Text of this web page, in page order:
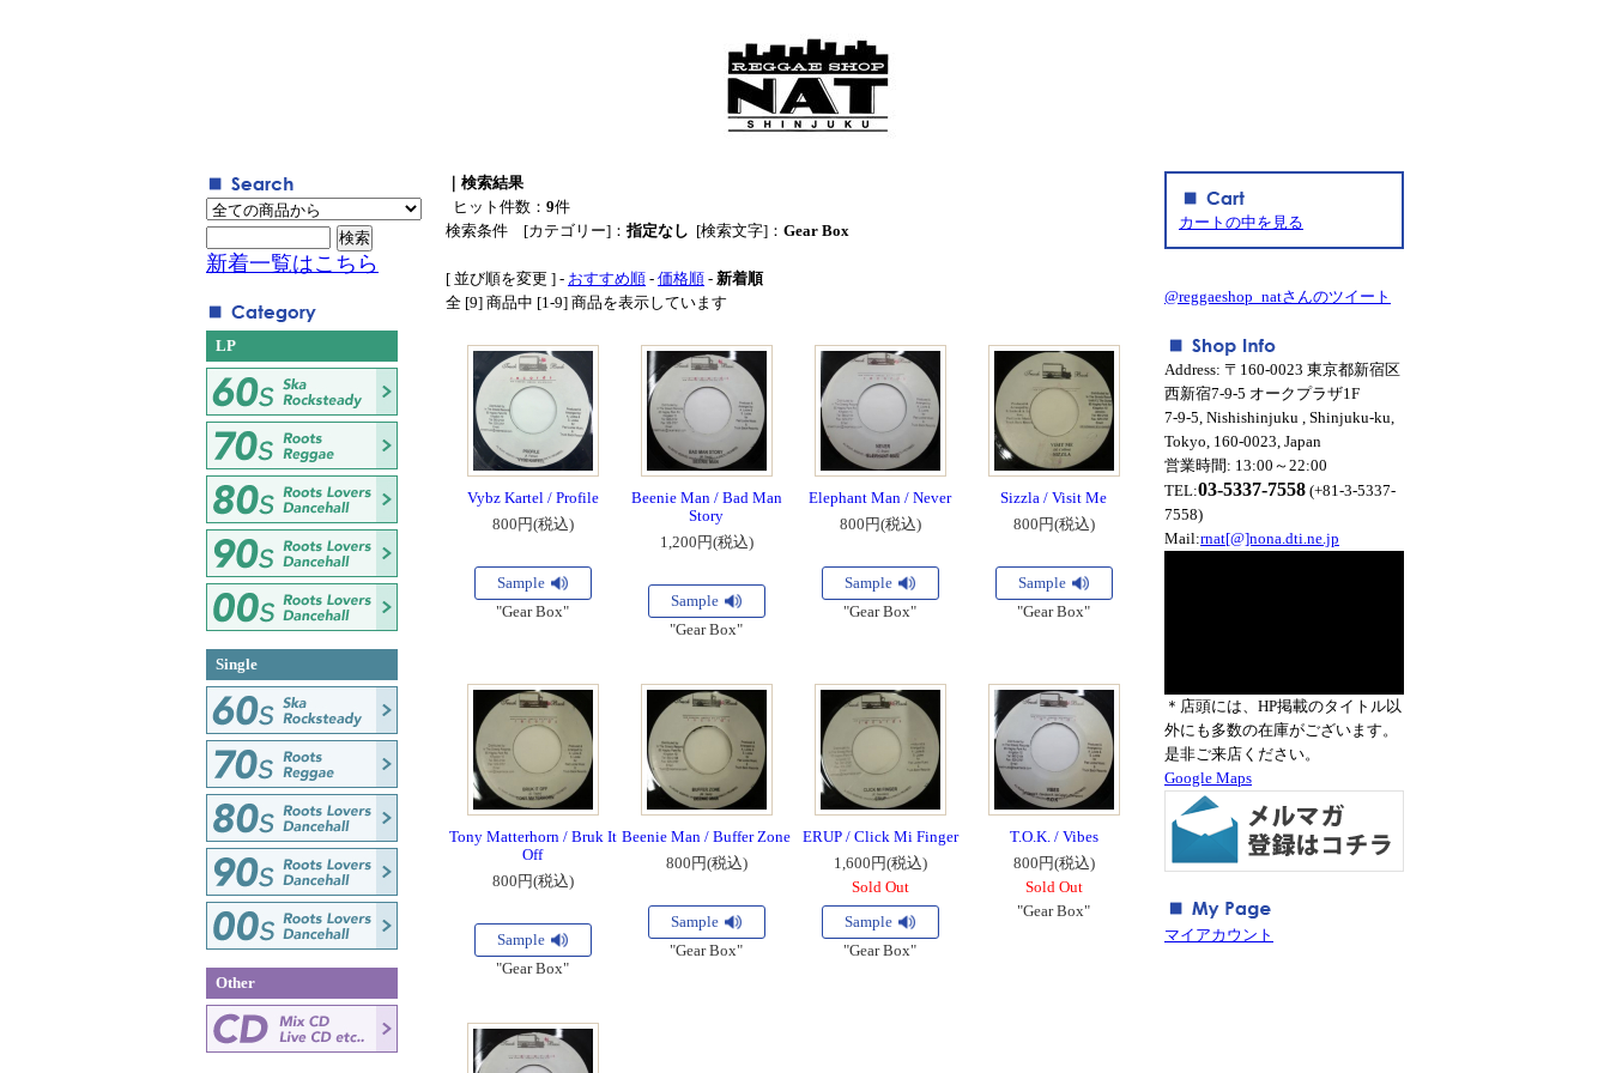
｜検索結果
ヒット件数： 9件
検索条件 [カテゴリー]： 指定なし [検索文字]： Gear Box
[ 並び順を変更 ] - おすすめ順 - 価格順 - 新着順
全 [9] 商品中 [1-9] 商品を表示しています
Vybz Kartel / Profile
800円(税込)
Sample
"Gear Box"
Beenie Man / Bad Man
Story
1,200円(税込)
Sample
"Gear Box"
Elephant Man / Never
800円(税込)
Sample
"Gear Box"
Sizzla / Visit Me
800円(税込)
Sample
"Gear Box"
Tony Matterhorn / Bruk It
Off
800円(税込)
Sample
"Gear Box"
Beenie Man / Buffer Zone
800円(税込)
Sample
"Gear Box"
ERUP / Click Mi Finger
1,600円(税込)
Sold Out
Sample
"Gear Box"
T.O.K. / Vibes
800円(税込)
Sold Out
"Gear Box"
新着一覧はこちら
LP
Single
Other
カートの中を見る
@reggaeshop_natさんのツイート
Address: 〒160-0023 東京都新宿区
西新宿7-9-5 オークプラザ1F
7-9-5, Nishishinjuku , Shinjuku-ku,
Tokyo, 160-0023, Japan
営業時間: 13:00～22:00
TEL:03-5337-7558 (+81-3-5337-
7558)
Mail:rnat[@]nona.dti.ne.jp
＊店頭には、HP掲載のタイトル以
外にも多数の在庫がございます。
是非ご来店ください。
Google Maps
マイアカウント